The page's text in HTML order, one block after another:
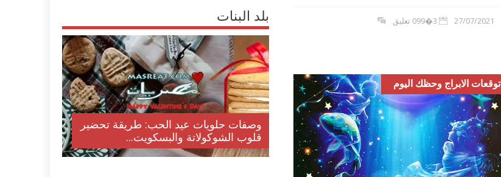
27/07/2021 3�099 تعليق
توقعات الابراج وحظك اليوم
بلد البنات
وصفات حلويات عيد الحب: طريقة تحضير
قلوب الشوكولاتة والبسكويت...
وصفات أكلات عيد راس السنة الميلادية
والميلاد المجيد الكريسما...